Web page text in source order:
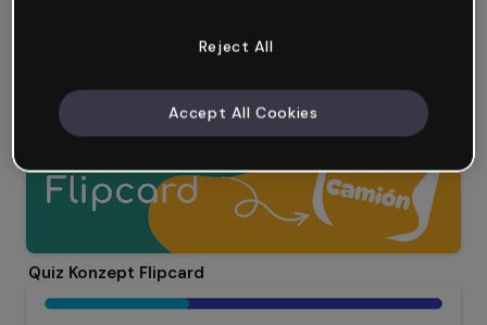
Quiz Konzept Flipcard
Reject All
Accept All Cookies